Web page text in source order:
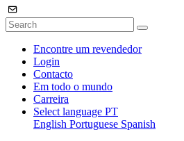
Encontre um revendedor
Login
Contacto
Em todo o mundo
Carreira
Select language PT
English Portuguese Spanish